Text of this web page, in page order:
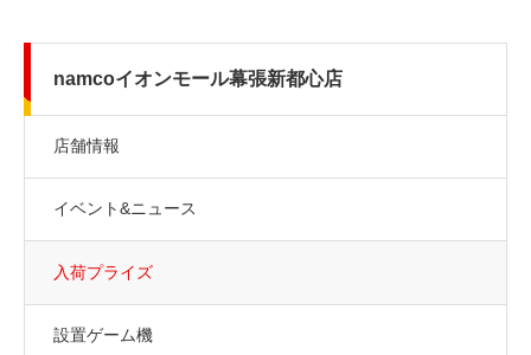
namcoイオンモール幕張新都心店
店舗情報
イベント&ニュース
入荷プライズ
設置ゲーム機